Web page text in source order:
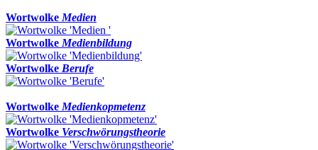
Wortwolke Medien
Wortwolke Medienbildung
Wortwolke Berufe
Wortwolke Medienkopmetenz
Wortwolke Verschwörungstheorie